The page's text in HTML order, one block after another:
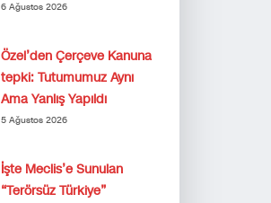
6 Ağustos 2026
Özel’den Çerçeve Kanuna
tepki: Tutumumuz Aynı
Ama Yanlış Yapıldı
5 Ağustos 2026
İşte Meclis’e Sunulan
“Terörsüz Türkiye”